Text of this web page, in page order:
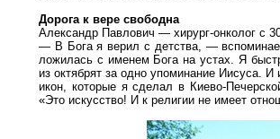
Дорога к вере свободна
Александр Павлович — хирург-онколог с
— В Бога я верил с детства, —
ложилась с именем Бога на устах. Я
из октябрят за одно упоминание Иисуса.
икон, которые я сделал в Киево-
«Это искусство! И к религии не имеет